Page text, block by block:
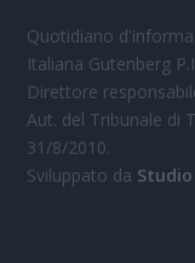
Quotidiano
Italiana Gutenberg
Direttore
Aut. del Tribunale di
31/8/2010.
Sviluppato da